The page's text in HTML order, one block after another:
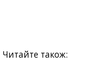
Читайте також: